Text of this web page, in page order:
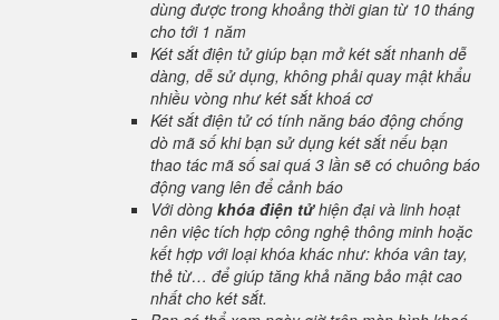
dùng được trong khoảng thời gian từ 10 tháng
cho tới 1 năm
Két sắt điện tử giúp bạn mở két sắt nhanh dễ
dàng, dễ sử dụng, không phải quay mật khẩu
nhiều vòng như két sắt khoá cơ
Két sắt điện tử có tính năng báo động chống
dò mã số khi bạn sử dụng két sắt nếu bạn
thao tác mã số sai quá 3 lần sẽ có chuông báo
động vang lên để cảnh báo
Với dòng khóa điện tửhiện đại và linh hoạt
nên việc tích hợp công nghệ thông minh hoặc
kết hợp với loại khóa khác như: khóa vân tay,
thẻ từ… để giúp tăng khả năng bảo mật cao
nhất cho két sắt.